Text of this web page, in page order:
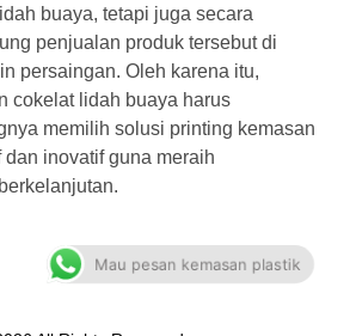
buaya, tetapi juga secara
penjualan produk tersebut di
persaingan. Oleh karena itu,
cokelat lidah buaya harus
memilih solusi printing kemasan
inovatif guna meraih
Mau pesan kemasan plastik